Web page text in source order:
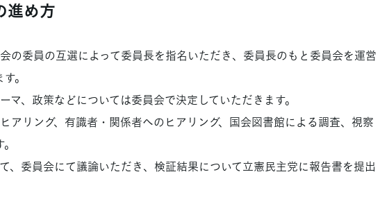
進め方
の委員の互選によって委員長を指名いただき、委員長のもと委員会を運営
。
マ、政策などについては委員会で決定していただきます。
アリング、有識者・関係者へのヒアリング、国会図書館による調査、視察
、委員会にて議論いただき、検証結果について立憲民主党に報告書を提出